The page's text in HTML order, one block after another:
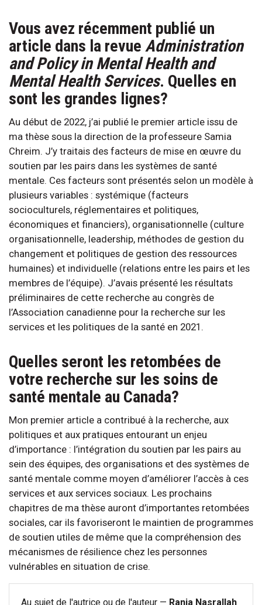
Vous avez récemment publié un
article dans la revue Administration
and Policy in Mental Health and
Mental Health Services. Quelles en
sont les grandes lignes?
Au début de 2022, j’ai publié le premier article issu de
ma thèse sous la direction de la professeure Samia
Chreim. J’y traitais des facteurs de mise en œuvre du
soutien par les pairs dans les systèmes de santé
mentale. Ces facteurs sont présentés selon un modèle à
plusieurs variables : systémique (facteurs
socioculturels, réglementaires et politiques,
économiques et financiers), organisationnelle (culture
organisationnelle, leadership, méthodes de gestion du
changement et politiques de gestion des ressources
humaines) et individuelle (relations entre les pairs et les
membres de l’équipe). J’avais présenté les résultats
préliminaires de cette recherche au congrès de
l’Association canadienne pour la recherche sur les
services et les politiques de la santé en 2021.
Quelles seront les retombées de
votre recherche sur les soins de
santé mentale au Canada?
Mon premier article a contribué à la recherche, aux
politiques et aux pratiques entourant un enjeu
d’importance : l’intégration du soutien par les pairs au
sein des équipes, des organisations et des systèmes de
santé mentale comme moyen d’améliorer l’accès à ces
services et aux services sociaux. Les prochains
chapitres de ma thèse auront d’importantes retombées
sociales, car ils favoriseront le maintien de programmes
de soutien utiles de même que la compréhension des
mécanismes de résilience chez les personnes
vulnérables en situation de crise.
Au sujet de l'autrice ou de l'auteur — Rania Nasrallah